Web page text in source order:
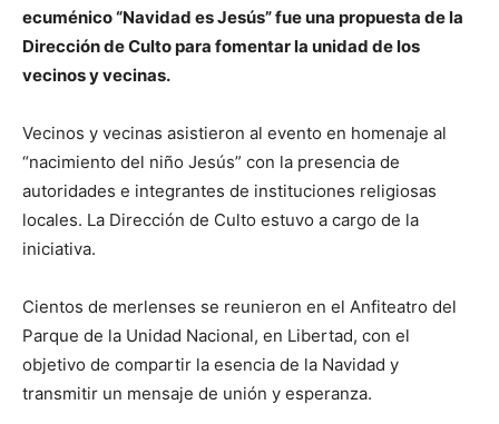
ecuménico “Navidad es Jesús” fue una propuesta de la
Dirección de Culto para fomentar la unidad de los
vecinos y vecinas.
Vecinos y vecinas asistieron al evento en homenaje al
“nacimiento del niño Jesús” con la presencia de
autoridades e integrantes de instituciones religiosas
locales. La Dirección de Culto estuvo a cargo de la
iniciativa.
Cientos de merlenses se reunieron en el Anfiteatro del
Parque de la Unidad Nacional, en Libertad, con el
objetivo de compartir la esencia de la Navidad y
transmitir un mensaje de unión y esperanza.